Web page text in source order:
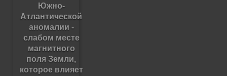
Южно-
Атлантической
аномалии -
слабом месте
магнитного
поля Земли,
которое влияет